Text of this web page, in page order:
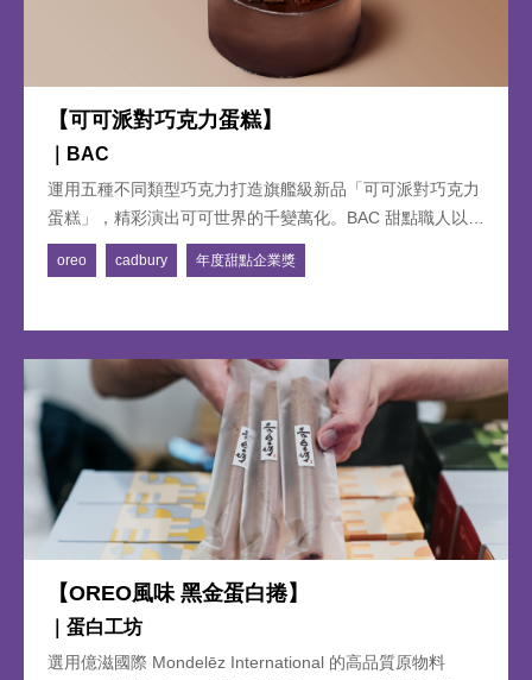
【可可派對巧克力蛋糕】
｜BAC
運用五種不同類型巧克力打造旗艦級新品「可可派對巧克力
蛋糕」，精彩演出可可世界的千變萬化。BAC 甜點職人以品
牌經典巧克力戚風蛋糕為伸展台，上層由充滿童趣氛圍的
OREO 巧克力餅乾和脆片揭開序曲，接著在 Cadbury 帶領
oreo cadbury 年度甜點企業獎
【OREO風味 黑金蛋白捲】
｜蛋白工坊
選用億滋國際 Mondelēz International 的高品質原物料